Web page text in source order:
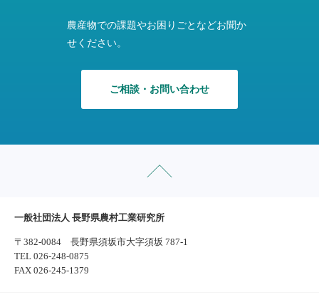
農産物での課題やお困りごとなどお聞か
せください。
ご相談・お問い合わせ
一般社団法人 長野県農村工業研究所
〒382-0084 長野県須坂市大字須坂 787-1
TEL 026-248-0875
FAX 026-245-1379